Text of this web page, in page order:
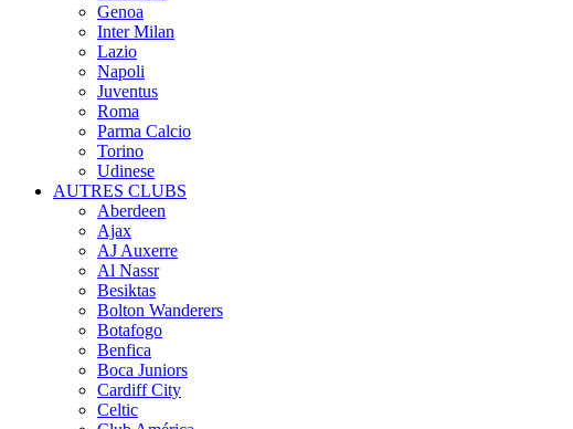
Genoa
Inter Milan
Lazio
Napoli
Juventus
Roma
Parma Calcio
Torino
Udinese
AUTRES CLUBS
Aberdeen
Ajax
AJ Auxerre
Al Nassr
Besiktas
Bolton Wanderers
Botafogo
Benfica
Boca Juniors
Cardiff City
Celtic